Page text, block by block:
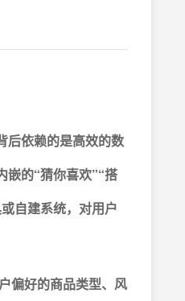
后依赖的是高效的数
嵌的“猜你喜欢”“搭
自建系统，对用户
偏好的商品类型、风